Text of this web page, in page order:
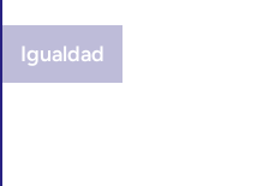
Igualdad